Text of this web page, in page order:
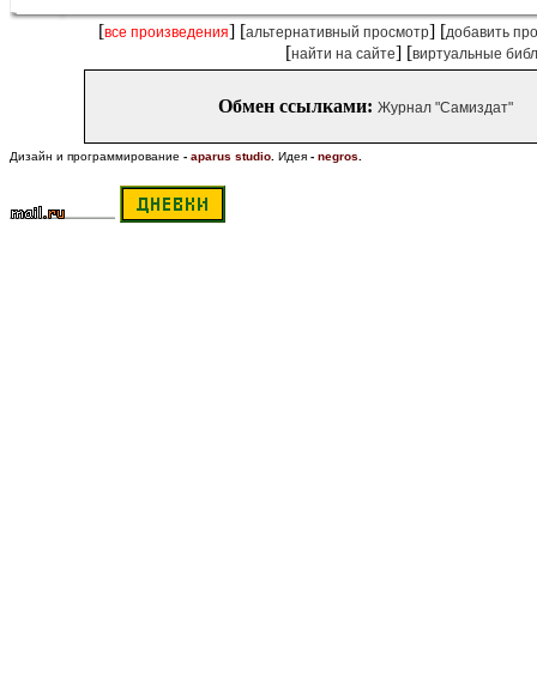
[все произведения] [альтернативный просмотр] [добавить
[найти на сайте] [виртуальные
Обмен ссылками: Журнал "Самиздат"
Дизайн и программирование - aparus studio Идея - negros